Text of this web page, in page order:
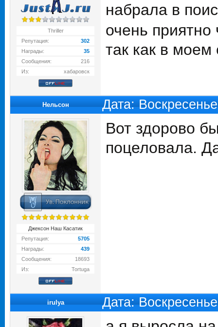
Thriller
Репутация:
302
Награды:
35
Сообщения:
216
Из:
хабаровск
набрала в
очень
так как в
Нельсон Дата:
Джексон Наш Касатик
Репутация:
5705
Награды:
439
Сообщения:
18693
Из:
Tortuga
Вот здорово
поцеловала.
irulya Дата: